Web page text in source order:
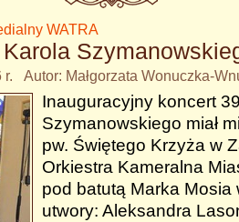
WATRA
Autor: Małgorzata Wonuczka-
Inauguracyjny koncert
Szymanowskiego miał
pw. Świętego Krzyża w
Orkiestra Kameralna
pod batutą Marka Mosia
utwory: Aleksandra